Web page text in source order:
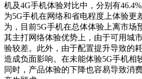
机及4G手机体验对比中，分别有
为5G手机在网络和省电程度上体验更
为，目前5G手机在总体体验上离市场
其主打网络体验优势上，由于可用城
验较差。此外，由于配置提升导致的
造成负面影响。在未能体验5G手机相
同时，产品体验的下降也容易导致消